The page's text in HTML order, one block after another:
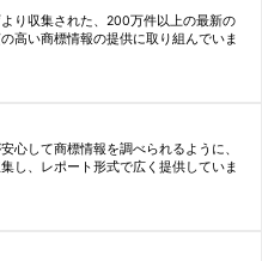
り収集された、200万件以上の最新の
高い商標情報の提供に取り組んでいま
心して商標情報を調べられるように、
し、レポート形式で広く提供していま